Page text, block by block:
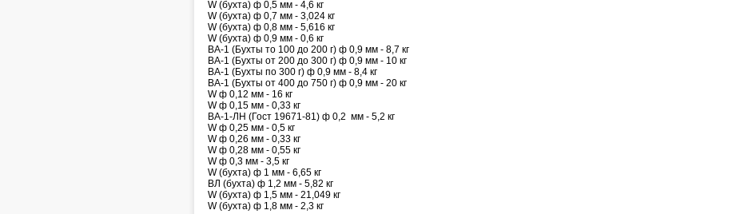
W (бухта) ф 0,5 мм - 4,6 кг
W (бухта) ф 0,7 мм - 3,024 кг
W (бухта) ф 0,8 мм - 5,616 кг
W (бухта) ф 0,9 мм - 0,6 кг
ВА-1 (Бухты то 100 до 200 г) ф 0,9 мм - 8,7 кг
ВА-1 (Бухты от 200 до 300 г) ф 0,9 мм - 10 кг
ВА-1 (Бухты по 300 г) ф 0,9 мм - 8,4 кг
ВА-1 (Бухты от 400 до 750 г) ф 0,9 мм - 20 кг
W ф 0,12 мм - 16 кг
W ф 0,15 мм - 0,33 кг
ВА-1-ЛН (Гост 19671-81) ф 0,2 мм - 5,2 кг
W ф 0,25 мм - 0,5 кг
W ф 0,26 мм - 0,33 кг
W ф 0,28 мм - 0,55 кг
W ф 0,3 мм - 3,5 кг
W (бухта) ф 1 мм - 6,65 кг
ВЛ (бухта) ф 1,2 мм - 5,82 кг
W (бухта) ф 1,5 мм - 21,049 кг
W (бухта) ф 1,8 мм - 2,3 кг